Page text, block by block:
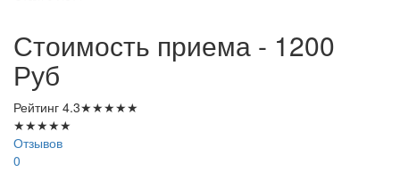
Стоимость приема - 1200
Руб
Рейтинг 4.3★★★★★
★★★★★
Отзывов
0